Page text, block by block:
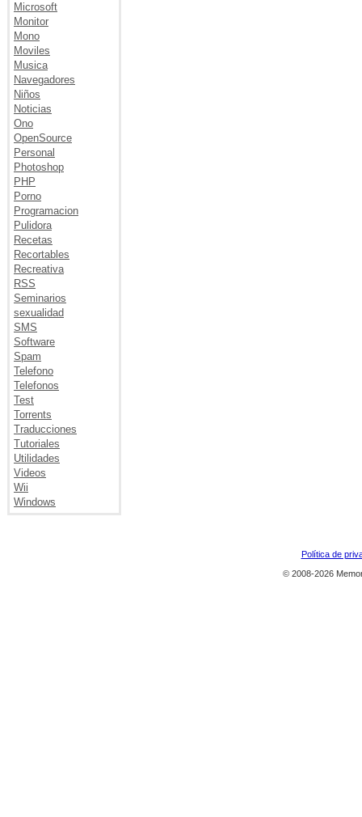
Microsoft
Monitor
Mono
Moviles
Musica
Navegadores
Niños
Noticias
Ono
OpenSource
Personal
Photoshop
PHP
Porno
Programacion
Pulidora
Recetas
Recortables
Recreativa
RSS
Seminarios
sexualidad
SMS
Software
Spam
Telefono
Telefonos
Test
Torrents
Traducciones
Tutoriales
Utilidades
Videos
Wii
Windows
Política de
© 2008-2026